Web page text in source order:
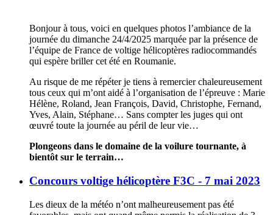
Bonjour à tous, voici en quelques photos l’ambiance de la
journée du dimanche 24/4/2025 marquée par la présence de
l’équipe de France de voltige hélicoptères radiocommandés
qui espère briller cet été en Roumanie.
Au risque de me répéter je tiens à remercier chaleureusement
tous ceux qui m’ont aidé à l’organisation de l’épreuve : Marie
Hélène, Roland, Jean François, David, Christophe, Fernand,
Yves, Alain, Stéphane… Sans compter les juges qui ont
œuvré toute la journée au péril de leur vie…
Plongeons dans le domaine de la voilure tournante, à
bientôt sur le terrain…
Concours voltige hélicoptère F3C - 7 mai 2023
Les dieux de la météo n’ont malheureusement pas été